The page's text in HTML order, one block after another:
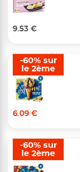
9.53 €
6.09 €
-60% sur
le 2ème
-60% sur
le 2ème